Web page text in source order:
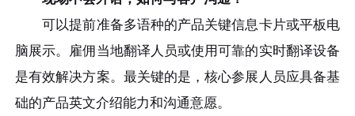
可以提前准备多语种的产品关键信息卡片或平板电
脑展示。雇佣当地翻译人员或使用可靠的实时翻译设备
是有效解决方案。最关键的是，核心参展人员应具备基
础的产品英文介绍能力和沟通意愿。